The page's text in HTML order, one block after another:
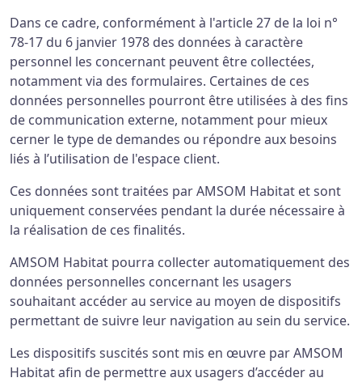
Dans ce cadre, conformément à l'article 27 de la loi n°
78-17 du 6 janvier 1978 des données à caractère
personnel les concernant peuvent être collectées,
notamment via des formulaires. Certaines de ces
données personnelles pourront être utilisées à des fins
de communication externe, notamment pour mieux
cerner le type de demandes ou répondre aux besoins
liés à l’utilisation de l'espace client.
Ces données sont traitées par AMSOM Habitat et sont
uniquement conservées pendant la durée nécessaire à
la réalisation de ces finalités.
AMSOM Habitat pourra collecter automatiquement des
données personnelles concernant les usagers
souhaitant accéder au service au moyen de dispositifs
permettant de suivre leur navigation au sein du service.
Les dispositifs suscités sont mis en œuvre par AMSOM
Habitat afin de permettre aux usagers d’accéder au